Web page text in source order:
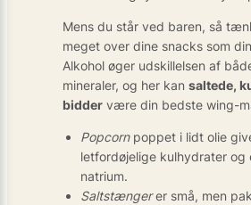
Mens du står ved baren, så
meget over dine snacks som
Alkohol øger udskillelsen af
mineraler, og her kan saltede,
bidder være din bedste wing-
Popcornpoppet i lidt olie
letfordøjelige kulhydrater og
natrium.
Saltstængerer små, men